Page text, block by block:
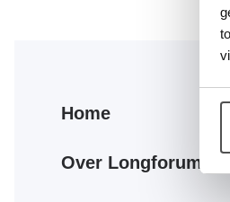
Primair
menu
Home
Over Longforum